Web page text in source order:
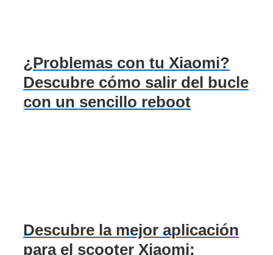
¿Problemas con tu Xiaomi?
Descubre cómo salir del bucle
con un sencillo reboot
Descubre la mejor aplicación
para el scooter Xiaomi: